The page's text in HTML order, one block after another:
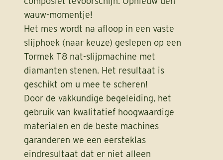
wauw-momentje!
Het mes wordt na afloop in een vaste
slijphoek (naar keuze) geslepen op een
Tormek T8 nat-slijpmachine met
diamanten stenen. Het resultaat is
geschikt om u mee te scheren!
Door de vakkundige begeleiding, het
gebruik van kwalitatief hoogwaardige
materialen en de beste machines
garanderen we een eersteklas
eindresultaat dat er niet alleen